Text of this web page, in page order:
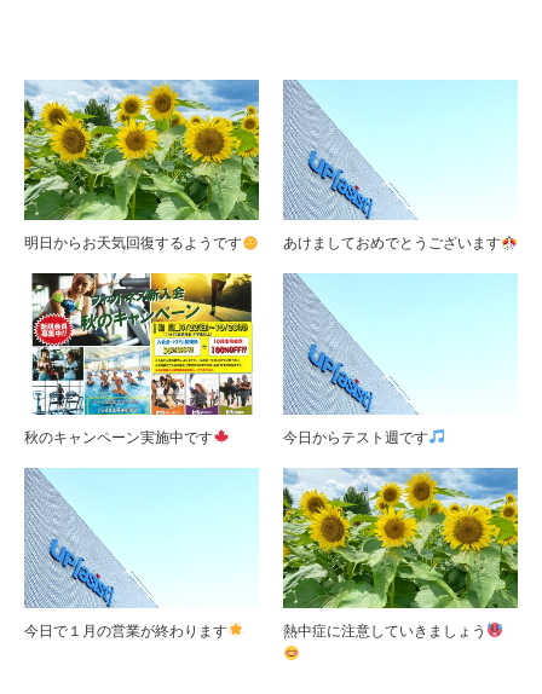
明日からお天気回復するようです あけましておめでとうございます
秋のキャンペーン実施中です 今日からテスト週です
今日で１月の営業が終わります 熱中症に注意していきましょう